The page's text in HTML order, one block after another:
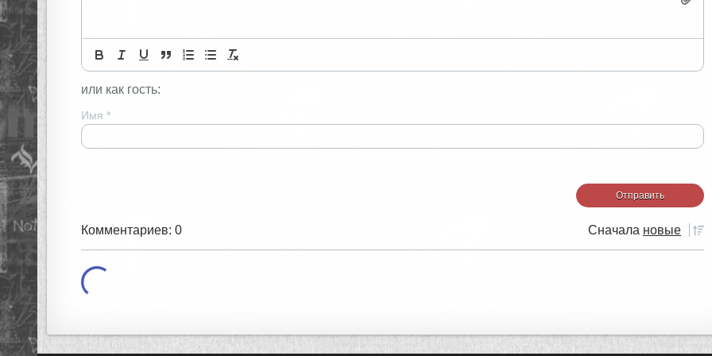
или как гость:
Имя *
Комментариев: 0 Сначала новые